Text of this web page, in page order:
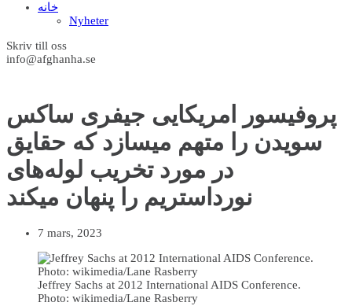
خانه
Nyheter
Skriv till oss
info@afghanha.se
پروفیسور امریکایی جیفری ساکس
سویدن را متهم میسازد که حقایق
در مورد تخریب لوله‌های
نورداستریم را پنهان میکند
7 mars, 2023
Jeffrey Sachs at 2012 International AIDS Conference.
Photo: wikimedia/Lane Rasberry